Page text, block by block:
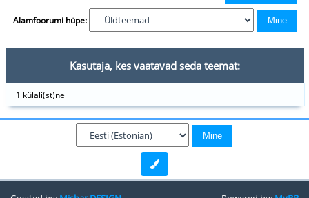
Alamfoorumi hüpe:
Kasutaja, kes vaatavad seda teemat:
1 külali(st)ne